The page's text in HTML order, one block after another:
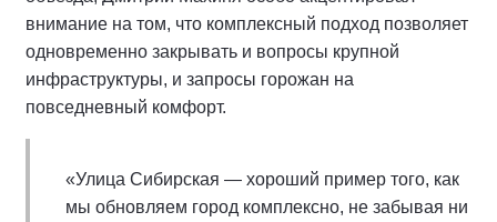
внимание на том, что комплексный подход позволяет
одновременно закрывать и вопросы крупной
инфраструктуры, и запросы горожан на
повседневный комфорт.
«Улица Сибирская — хороший пример того, как
мы обновляем город комплексно, не забывая ни